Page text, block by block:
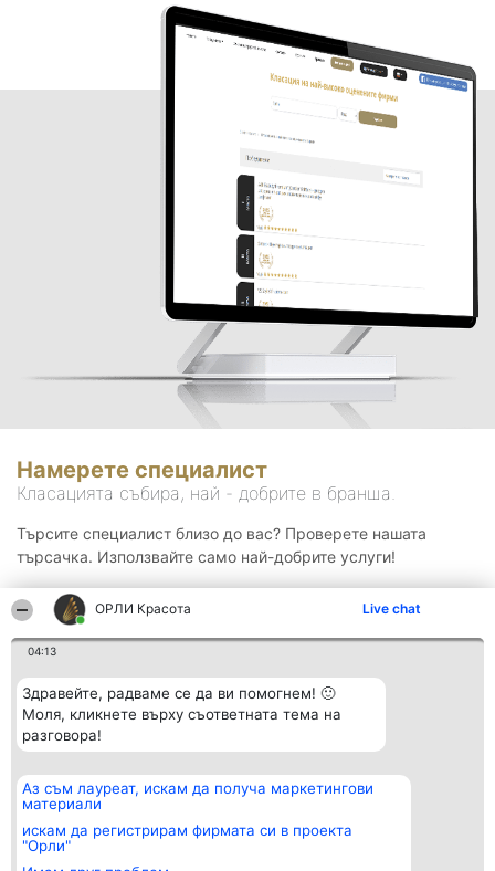
ОРЛИ Красота Live chat
04:13
Здравейте, радваме се да ви помогнем! 🙂
Моля, кликнете върху съответната тема на
разговора!
Аз съм лауреат, искам да получа маркетингови
материали
искам да регистрирам фирмата си в проекта
"Орли"
Намерете специалист
Класацията събира, най - добрите в бранша.
Търсите специалист близо до вас? Проверете нашата
търсачка. Използвайте само най-добрите услуги!
Организатор на
класиране
BulevardulAleea Timișul De
Sus Nr. 2, Bl. A30, Sc. A, Et.
Класация
всички
Контакти